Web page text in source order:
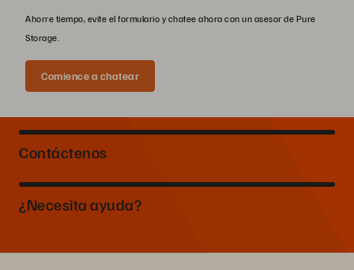
Ahorre tiempo, evite el formulario y chatee ahora con un asesor de Pure
Storage.
Comience a chatear
Contáctenos
¿Necesita ayuda?